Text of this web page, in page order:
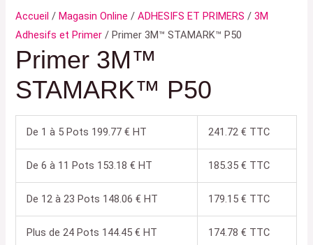
Accueil /Magasin Online /ADHESIFS ET PRIMERS /3M
Adhesifs et Primer / Primer 3M™ STAMARK™ P50
Primer 3M™
STAMARK™ P50
De 1 à 5 Pots 199.77 € HT 241.72 € TTC
De 6 à 11 Pots 153.18 € HT 185.35 € TTC
De 12 à 23 Pots 148.06 € HT 179.15 € TTC
Plus de 24 Pots 144.45 € HT 174.78 € TTC